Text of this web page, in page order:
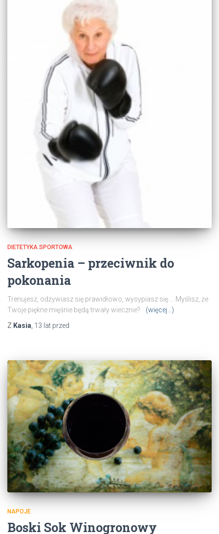
DIETETYKA SPORTOWA
Sarkopenia – przeciwnik do
pokonania
Trenujesz, odżywiasz się prawidłowo, wysypiasz się.... Myślisz, że
Twoje piękne mięśnie będą trwały wiecznie?
(więcej…)
Z Kasia 13 lat przed
NAPOJE
Boski Sok Winogronowy